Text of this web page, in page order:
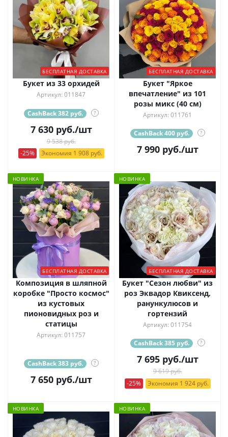
БЕСПЛАТНАЯ ДОСТАВКА
Букет из 33 орхидей
Артикул: 011847
CashBack 382 руб. ?
7 630руб./шт
9 538 руб.
-25%
Экономия 1 908 руб.
БЕСПЛАТНАЯ ДОСТАВКА
Букет "Яркое
впечатление" из 101
розы микс (40 см)
Артикул: 011761
CashBack 400 руб. ?
7 990руб./шт
НОВИНКА
БЕСПЛАТНАЯ ДОСТАВКА
Композиция в шляпной
коробке "Просто космос"
из кустовых
пионовидных роз и
статицы
Артикул: 011757
CashBack 383 руб. ?
7 650руб./шт
НОВИНКА
БЕСПЛАТНАЯ ДОСТАВКА
Букет "Сезон любви" из
роз Эквадор Квиксенд,
ранункулюсов и
гортензий
Артикул: 011754
CashBack 385 руб. ?
7 695руб./шт
9 619 руб.
-25%
Экономия 1 924 руб.
НОВИНКА НОВИНКА